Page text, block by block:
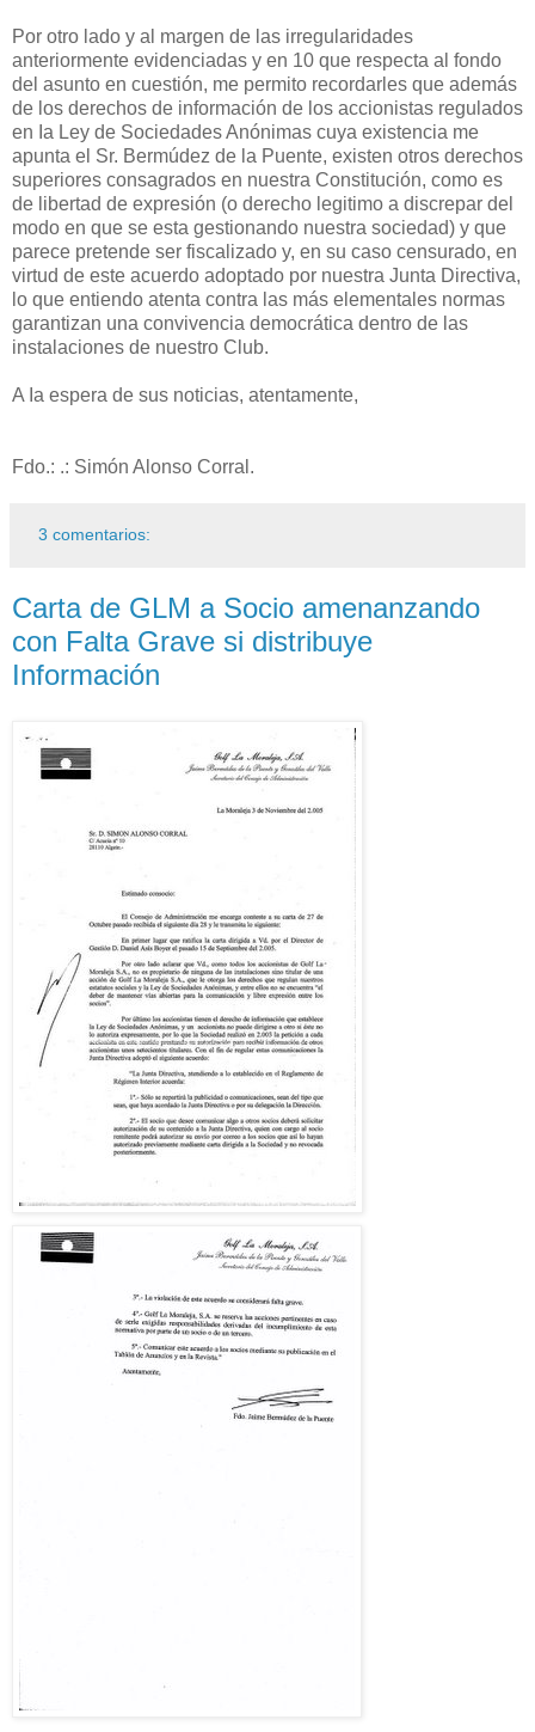
Por otro lado y al margen de las irregularidades
anteriormente evidenciadas y en 10 que respecta al fondo
del asunto en cuestión, me permito recordarles que además
de los derechos de información de los accionistas regulados
en Ia Ley de Sociedades Anónimas cuya existencia me
apunta el Sr. Bermúdez de la Puente, existen otros derechos
superiores consagrados en nuestra Constitución, como es
de libertad de expresión (o derecho legitimo a discrepar del
modo en que se esta gestionando nuestra sociedad) y que
parece pretende ser fiscalizado y, en su caso censurado, en
virtud de este acuerdo adoptado por nuestra Junta Directiva,
lo que entiendo atenta contra las más elementales normas
garantizan una convivencia democrática dentro de las
instalaciones de nuestro Club.
A Ia espera de sus noticias, atentamente,
Fdo.: .: Simón Alonso Corral.
3 comentarios:
Carta de GLM a Socio amenanzando
con Falta Grave si distribuye
Información